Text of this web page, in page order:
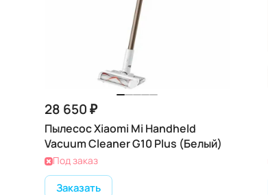
28 650 ₽
Пылесос Xiaomi Mi Handheld
Vacuum Cleaner G10 Plus (Белый)
Под заказ
Заказать